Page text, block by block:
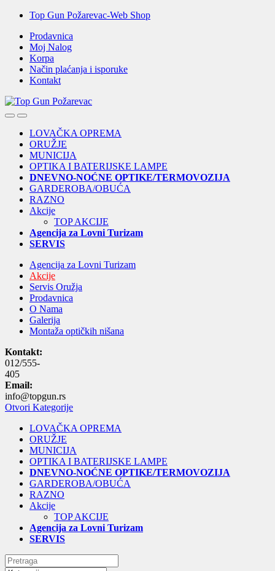
Skip
navigation
Skip
content
Top Gun Požarevac-Web Shop
Prodavnica
Moj Nalog
Korpa
Način plaćanja i isporuke
Kontakt
OpenClose
LOVAČKA OPREMA
ORUŽJE
MUNICIJA
OPTIKA I BATERIJSKE LAMPE
DNEVNO-NOĆNE OPTIKE/TERMOVOZIJA
GARDEROBA/OBUĆA
RAZNO
Akcije
TOP AKCIJE
Agencija za Lovni Turizam
SERVIS
Agencija za Lovni Turizam
Akcije
Servis Oružja
Prodavnica
O Nama
Galerija
Montaža optičkih nišana
Kontakt:
012/555-
405
Email:
info@topgun.rs
Otvori Kategorije
LOVAČKA OPREMA
ORUŽJE
MUNICIJA
OPTIKA I BATERIJSKE LAMPE
DNEVNO-NOĆNE OPTIKE/TERMOVOZIJA
GARDEROBA/OBUĆA
RAZNO
Akcije
TOP AKCIJE
Agencija za Lovni Turizam
SERVIS
Search